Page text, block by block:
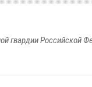
Российской